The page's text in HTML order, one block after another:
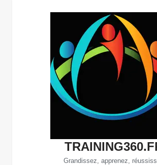
Grandissez, apprenez,